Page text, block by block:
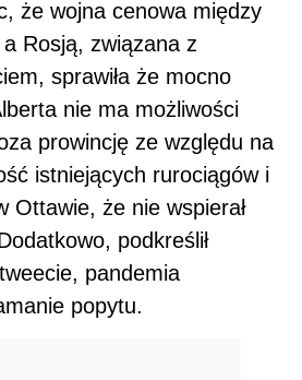
że wojna cenowa między
Rosją, związana z
sprawiła że mocno
nie ma możliwości
prowincję ze względu na
istniejących rurociągów i
Ottawie, że nie wspierał
podkreślił
pandemia
popytu.